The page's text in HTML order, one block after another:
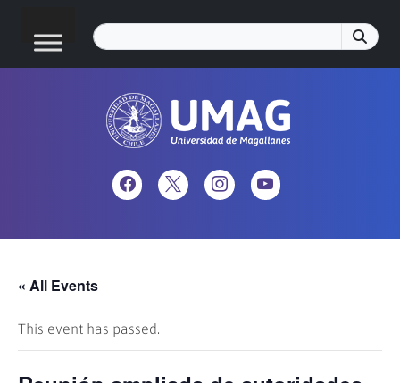
« All Events
This event has passed.